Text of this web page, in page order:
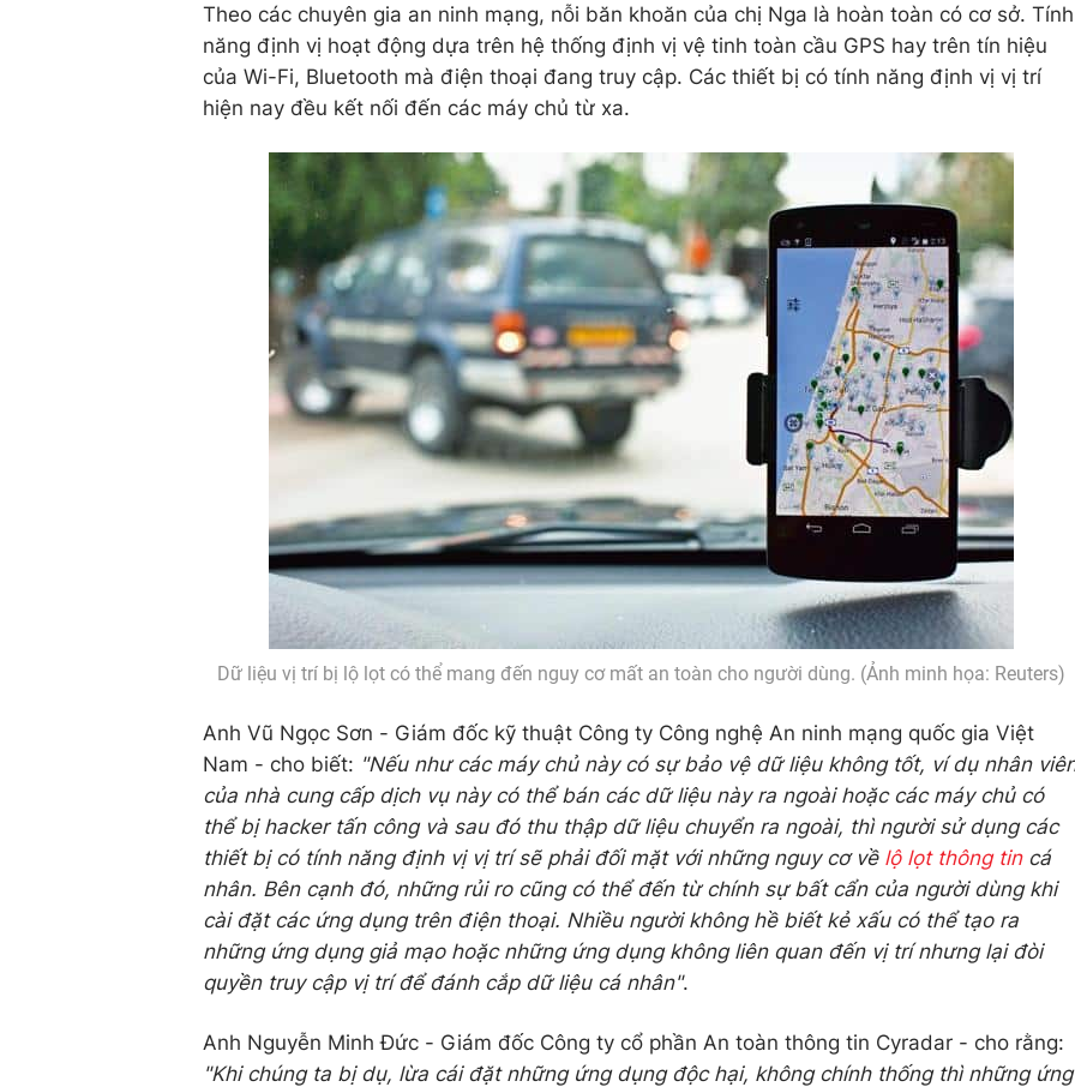
Theo các chuyên gia an ninh mạng, nỗi băn khoăn của chị Nga là hoàn toàn có cơ sở. Tính
năng định vị hoạt động dựa trên hệ thống định vị vệ tinh toàn cầu GPS hay trên tín hiệu
của Wi-Fi, Bluetooth mà điện thoại đang truy cập. Các thiết bị có tính năng định vị vị trí
hiện nay đều kết nối đến các máy chủ từ xa.
Dữ liệu vị trí bị lộ lọt có thể mang đến nguy cơ mất an toàn cho người dùng. (Ảnh minh họa: Reuters)
Anh Vũ Ngọc Sơn - Giám đốc kỹ thuật Công ty Công nghệ An ninh mạng quốc gia Việt
Nam - cho biết: "Nếu như các máy chủ này có sự bảo vệ dữ liệu không tốt, ví dụ nhân
của nhà cung cấp dịch vụ này có thể bán các dữ liệu này ra ngoài hoặc các máy chủ có
thể bị hacker tấn công và sau đó thu thập dữ liệu chuyển ra ngoài, thì người sử dụng các
thiết bị có tính năng định vị vị trí sẽ phải đối mặt với những nguy cơ về lộ lọt thông tincá
nhân. Bên cạnh đó, những rủi ro cũng có thể đến từ chính sự bất cẩn của người dùng khi
cài đặt các ứng dụng trên điện thoại. Nhiều người không hề biết kẻ xấu có thể tạo ra
những ứng dụng giả mạo hoặc những ứng dụng không liên quan đến vị trí nhưng lại đòi
quyền truy cập vị trí để đánh cắp dữ liệu cá nhân".
Anh Nguyễn Minh Đức - Giám đốc Công ty cổ phần An toàn thông tin Cyradar - cho rằng:
"Khi chúng ta bị dụ, lừa cái đặt những ứng dụng độc hại, không chính thống thì những ứng